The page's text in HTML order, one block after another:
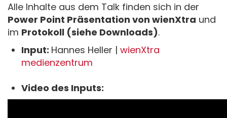
Alle Inhalte aus dem Talk finden sich in der
Power Point Präsentation von wienXtra und
im Protokoll (siehe Downloads).
Input: Hannes Heller | wienXtra
medienzentrum
Video des Inputs: